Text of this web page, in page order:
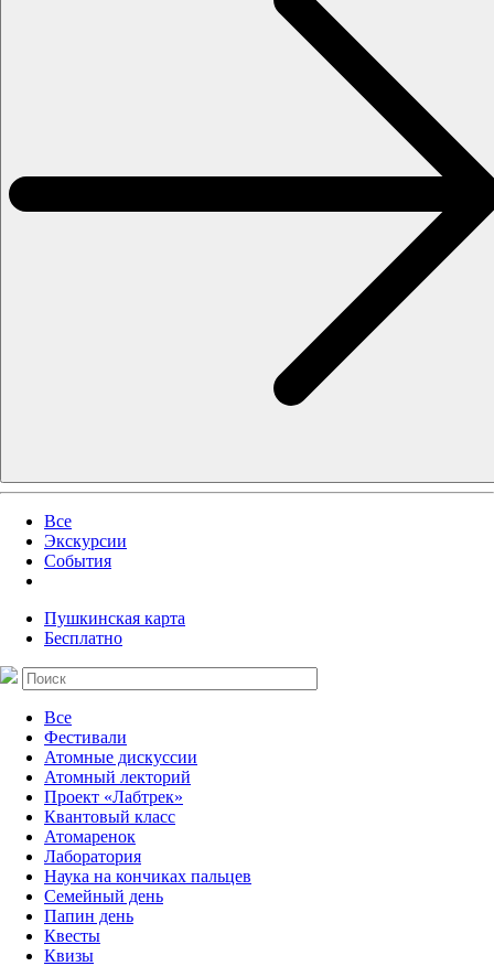
Все
Экскурсии
События
Пушкинская карта
Бесплатно
Все
Фестивали
Атомные дискуссии
Атомный лекторий
Проект «Лабтрек»
Квантовый класс
Атомаренок
Лаборатория
Наука на кончиках пальцев
Семейный день
Папин день
Квесты
Квизы